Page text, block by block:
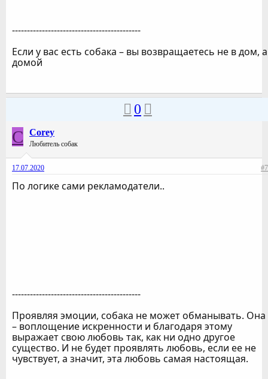
-------------------------------------------
Если у вас есть собака – вы возвращаетесь не в дом, а
домой
0
C Corey
Любитель собак
17.07.2020 #7
По логике сами рекламодатели..
-------------------------------------------
Проявляя эмоции, собака не может обманывать. Она
– воплощение искренности и благодаря этому
выражает свою любовь так, как ни одно другое
существо. И не будет проявлять любовь, если ее не
чувствует, а значит, эта любовь самая настоящая.